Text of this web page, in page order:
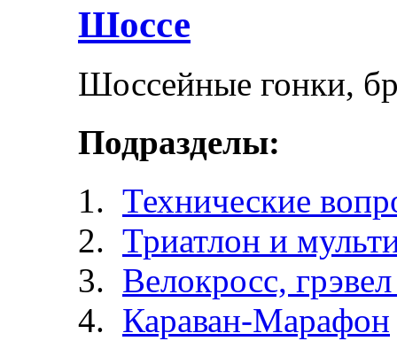
Шоссе
Шоссейные гонки,
Подразделы:
Технические
Триатлон и
Велокросc,
Караван-Марафон